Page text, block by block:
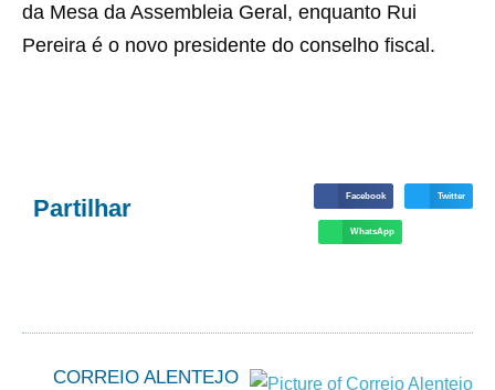
da Mesa da Assembleia Geral, enquanto Rui
Pereira é o novo presidente do conselho fiscal.
Partilhar Facebook Twitter
WhatsApp
CORREIO ALENTEJO